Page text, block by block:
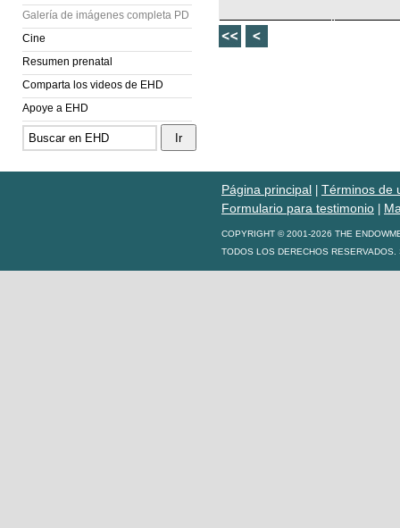
Galería de imágenes completa PD
Cine
Resumen prenatal
Comparta los videos de EHD
Apoye a EHD
Página principal
Términos de
Formulario para testimonio
COPYRIGHT © 2001-2026 THE
TODOS LOS DERECHOS